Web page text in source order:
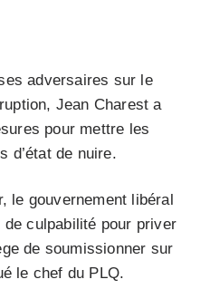
adversaires sur le
Jean Charest a
pour mettre les
d’état de nuire.
le gouvernement libéral
de culpabilité pour priver
de soumissionner sur
le chef du PLQ.